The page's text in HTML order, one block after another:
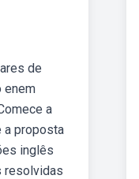
de
enem
a
a proposta
inglês
resolvidas